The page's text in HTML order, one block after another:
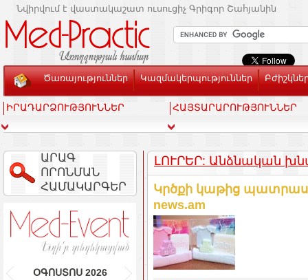
Նվիրվում է վաստակաշատ ուսուցիչ Գրիգոր Շահյանին
Ծառայություններ Կազմակերպություններ
ԻՐԱԴԱՐՁՈՒԹՅՈՒՆՆԵՐ ՀԱՅՏԱՐԱՐՈՒԹՅՈՒՆՆԵՐ
ԱՐԱԳ
ՈՐՈՆՄԱՆ
ՀԱՄԱԿԱՐԳԵՐ
ՕԳՈՍՏՈՍ 2026
ԼՈՒՐԵՐ: Անձնական
Կրծքի կաթից
news.am